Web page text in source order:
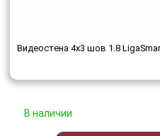
Видеостена 4x3 шов 1.8
В наличии